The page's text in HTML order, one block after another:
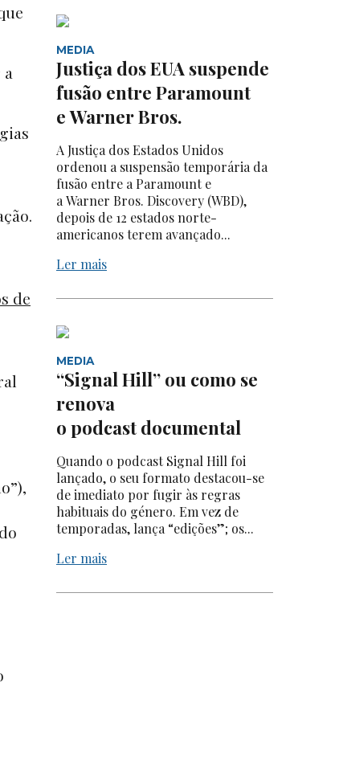
de
MEDIA
Justiça dos EUA suspende
fusão entre Paramount
e Warner Bros.
A Justiça dos Estados Unidos
ordenou a suspensão temporária da
fusão entre a Paramount e
a Warner Bros. Discovery (WBD),
depois de 12 estados norte-
americanos terem avançado...
Ler mais
MEDIA
“Signal Hill” ou como se
renova
o podcast documental
Quando o podcast Signal Hill foi
lançado, o seu formato destacou-se
de imediato por fugir às regras
habituais do género. Em vez de
temporadas, lança “edições”; os...
Ler mais